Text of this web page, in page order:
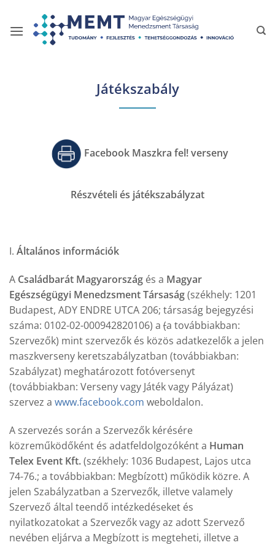
content
Játékszabály
Facebook Maszkra fel! verseny
Részvételi és játékszabályzat
I. Általános információk
A Családbarát Magyarország és a Magyar
Egészségügyi Menedzsment Társaság(székhely: 1201
Budapest, ADY ENDRE UTCA 206; társaság bejegyzési
száma: 0102-02-000942820106) a (a továbbiakban:
Szervezők) mint szervezők és közös adatkezelők a jelen
maszkverseny keretszabályzatban (továbbiakban:
Szabályzat) meghatározott fotóversenyt
(továbbiakban: Verseny vagy Játék vagy Pályázat)
szervez a www.facebook.com weboldalon.
A szervezés során a Szervezők kérésére
közreműködőként és adatfeldolgozóként a Human
Telex Event Kft.(székhely: 1036 Budapest, Lajos utca
74-76.; a továbbiakban: Megbízott) működik közre. A
jelen Szabályzatban a Szervezők, illetve valamely
Szervező által teendő intézkedéseket és
nyilatkozatokat a Szervezők vagy az adott Szervező
nevében eljárva a Megbízott is megteheti, illetve a